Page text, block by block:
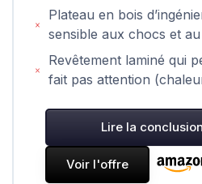
Plateau en bois
sensible aux chocs et
Revêtement laminé qui
fait pas attention
Lire la
Voir l'offre